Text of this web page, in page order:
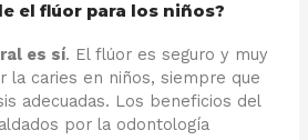
el flúor para los niños?
es sí. El flúor es seguro y muy
la caries en niños, siempre que
adecuadas. Los beneficios del
por la odontología